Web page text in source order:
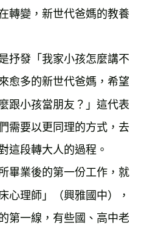
轉變，新世代爸媽的教養
抒發「我家小孩怎麼講不
愈多的新世代爸媽，希望
跟小孩當朋友？」這代表
需要以更同理的方式，去
這段轉大人的過程。
畢業後的第一份工作，就
心理師」（興雅國中），
第一線，有些國、高中老